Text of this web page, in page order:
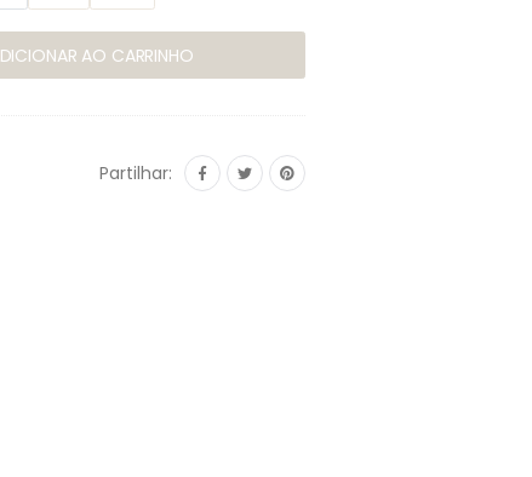
AO CARRINHO
Partilhar: